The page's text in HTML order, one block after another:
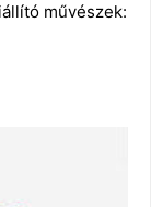
művészek: